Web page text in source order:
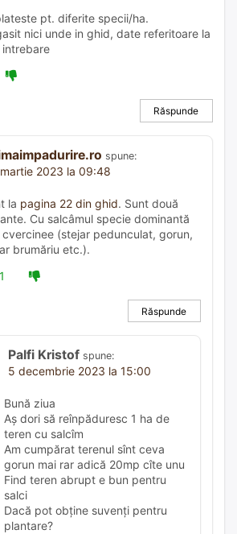
pt. diferite specii/ha.
nici unde in ghid, date referitoare la
Răspunde
spune:
2023 la 09:48
la pagina 22 din ghid. Sunt două
Cu salcâmul specie dominantă
cvercinee (stejar pedunculat, gorun,
brumăriu etc.).
1
Răspunde
Palfi Kristof spune:
5 decembrie 2023 la 15:00
Bună ziua
Aş dori să reînpăduresc 1 ha de
teren cu salcîm
Am cumpărat terenul sînt ceva
gorun mai rar adică 20mp cîte unu
Find teren abrupt e bun pentru
salci
Dacă pot obține suvenți pentru
plantare?